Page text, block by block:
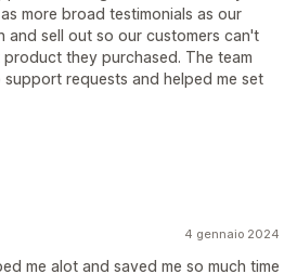
more broad testimonials as our
and sell out so our customers can't
they purchased. The team
requests and helped me set
4 gennaio 2024
me alot and saved me so much time